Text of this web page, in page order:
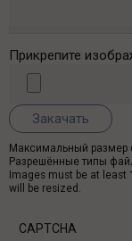
Прикрепите
Максимальный размер
Разрешённые типы
Images must be at least
will be resized.
CAPTCHA